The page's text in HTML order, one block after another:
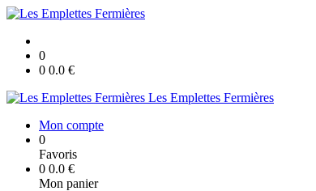
0
0 0.0 €
Les Emplettes Fermières
Mon compte
0
Favoris
0 0.0 €
Mon panier